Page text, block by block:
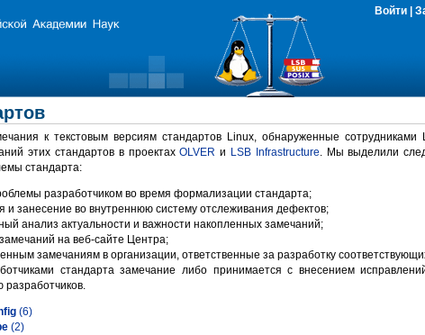
Войти
к текстовым версиям стандартов Linux, обнаруженные сотрудниками
этих стандартов в проектахOLVER и LSB Infrastructure. Мы выделили
стандарта:
разработчиком во время формализации стандарта;
и занесение во внутреннюю систему отслеживания дефектов;
анализ актуальности и важности накопленных замечаний;
на веб-сайте Центра;
замечаниям в организации, ответственные за разработку
стандарта замечание либо принимается с внесением
разработчиков.
(6)
(2)